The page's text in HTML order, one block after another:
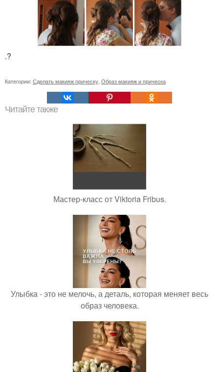
.?
Категории: Сделать макияж прическу Образ макияж и прическа
Читайте также
Мастер-класс от Viktoria Fribus.
Улыбка - это не мелочь, а деталь, которая меняет весь
образ человека.